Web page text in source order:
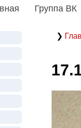
Группа ВК
❯